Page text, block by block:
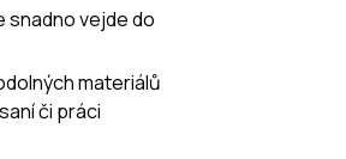
snadno vejde do
materiálů
či práci